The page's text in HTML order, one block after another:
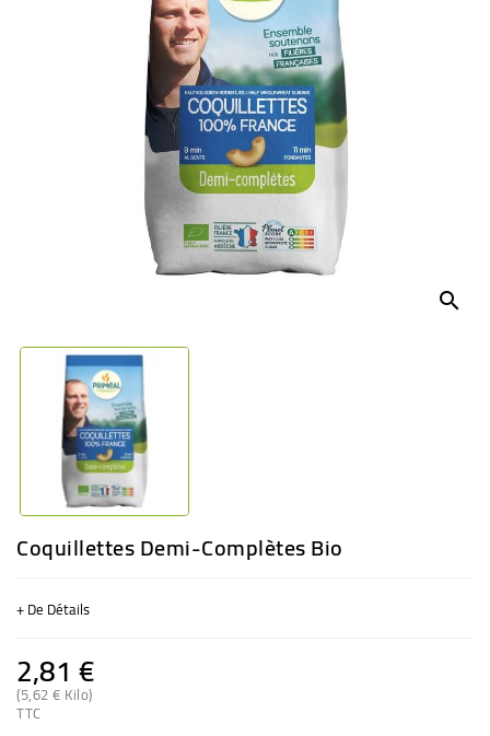
search
Coquillettes Demi-Complètes Bio
+ De Détails
2,81 €
(5,62 € Kilo)
TTC